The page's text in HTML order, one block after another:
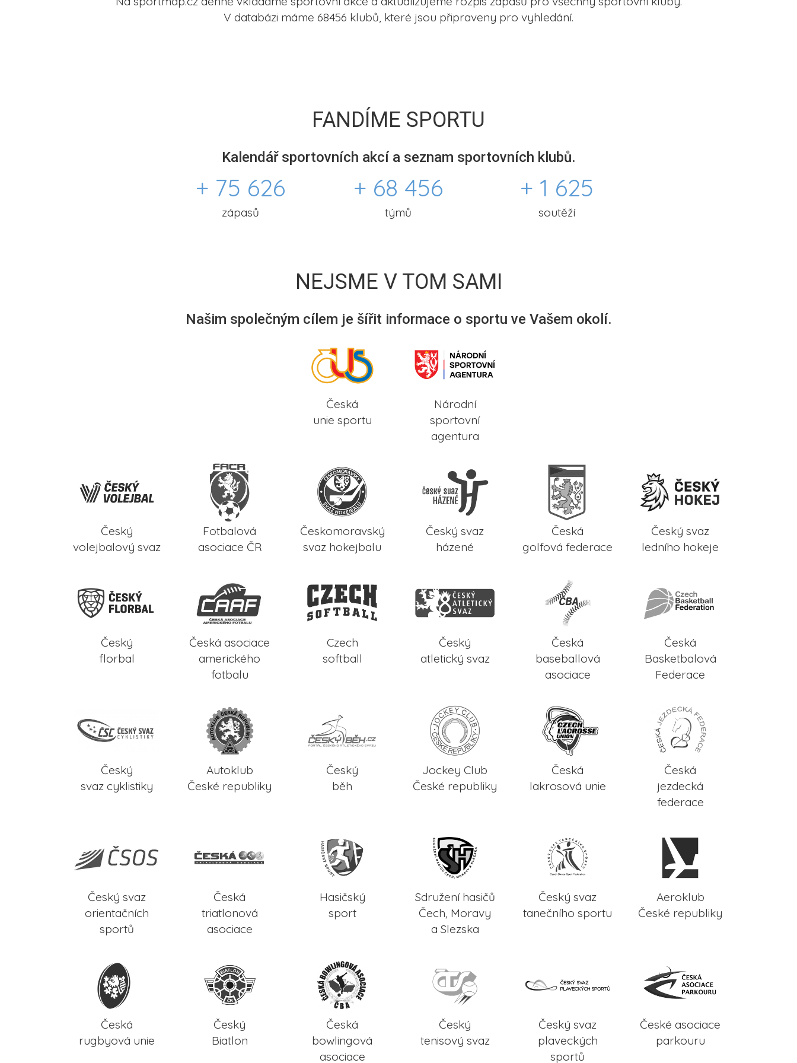
V databázi máme 68456 klubů, které jsou připraveny pro vyhledání.
FANDÍME SPORTU
Kalendář sportovních akcí a seznam sportovních klubů.
+ 75 626
zápasů
+ 68 456
týmů
+ 1 625
soutěží
NEJSME V TOM SAMI
Našim společným cílem je šířit informace o sportu ve Vašem okolí.
Česká
unie sportu
Národní
sportovní
agentura
Český
volejbalový svaz
Fotbalová
asociace ČR
Českomoravský
svaz hokejbalu
Český svaz
házené
Česká
golfová federace
Český svaz
ledního hokeje
Český
florbal
Česká asociace
amerického
fotbalu
Czech
softball
Český
atletický svaz
Česká
baseballová
asociace
Česká
Basketbalová
Federace
Český
svaz cyklistiky
Autoklub
České republiky
Český
běh
Jockey Club
České republiky
Česká
lakrosová unie
Česká
jezdecká
federace
Český svaz
orientačních
sportů
Česká
triatlonová
asociace
Hasičský
sport
Sdružení hasičů
Čech, Moravy
a Slezska
Český svaz
tanečního sportu
Aeroklub
České republiky
Česká
rugbyová unie
Český
Biatlon
Česká
bowlingová
asociace
Český
tenisový svaz
Český svaz
plaveckých
sportů
České asociace
parkouru